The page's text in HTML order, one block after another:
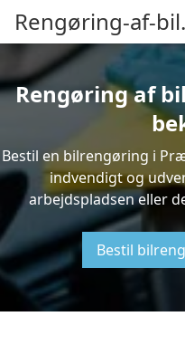
Rengøring-af-
Rengøring af
Bestil en bilrengøring i
indvendigt og
arbejdspladsen eller
Bestil